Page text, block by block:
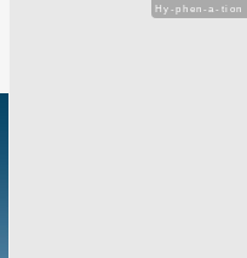
Hy-phen-a-tion